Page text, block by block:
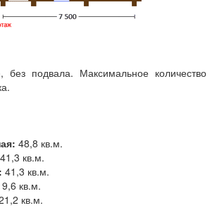
подвала. Максимальное количество
48,8 кв.м.
41,3 кв.м.
41,3 кв.м.
9,6 кв.м.
кв.м.